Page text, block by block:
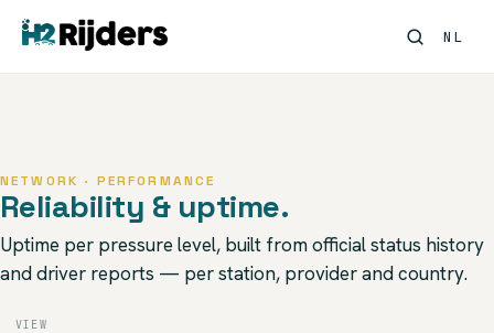
NL
NETWORK · PERFORMANCE
Reliability & uptime.
Uptime per pressure level, built from official status history
and driver reports — per station, provider and country.
VIEW